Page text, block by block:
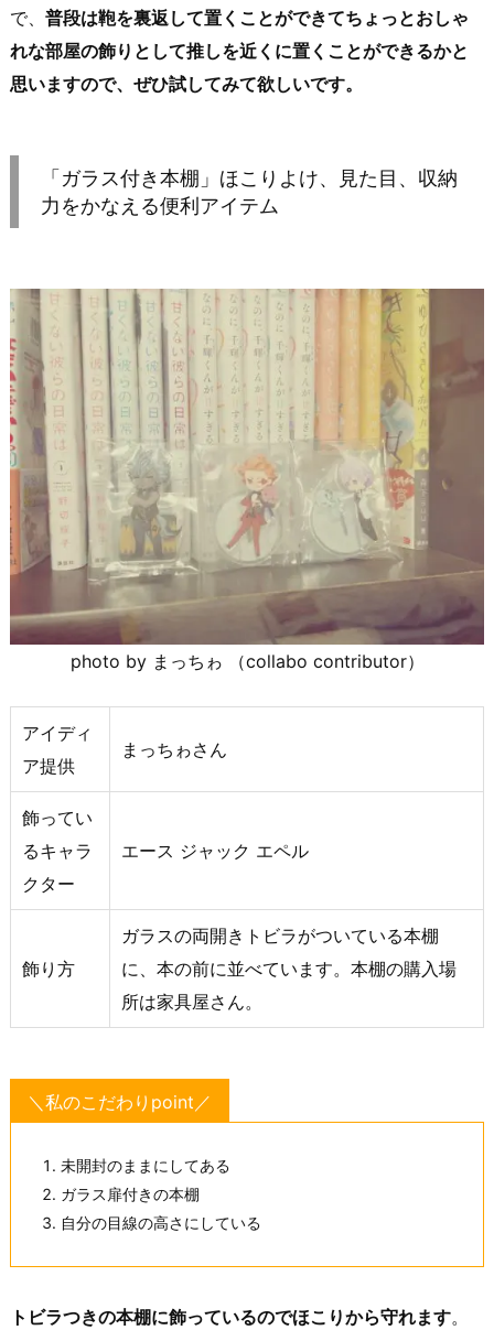
で、 普段は鞄を裏返して置くことができてちょっとおしゃ
れな部屋の飾りとして推しを近くに置くことができるかと
思いますので、ぜひ試してみて欲しいです。
「ガラス付き本棚」ほこりよけ、見た目、収納
力をかなえる便利アイテム
photo by まっちゎ （collabo contributor）
アイディ
ア提供
まっちゎさん
飾ってい
るキャラ
クター
エース ジャック エペル
飾り方
ガラスの両開きトビラがついている本棚
に、本の前に並べています。本棚の購入場
所は家具屋さん。
＼私のこだわりpoint／
未開封のままにしてある
ガラス扉付きの本棚
自分の目線の高さにしている
トビラつきの本棚に飾っているのでほこりから守れます。